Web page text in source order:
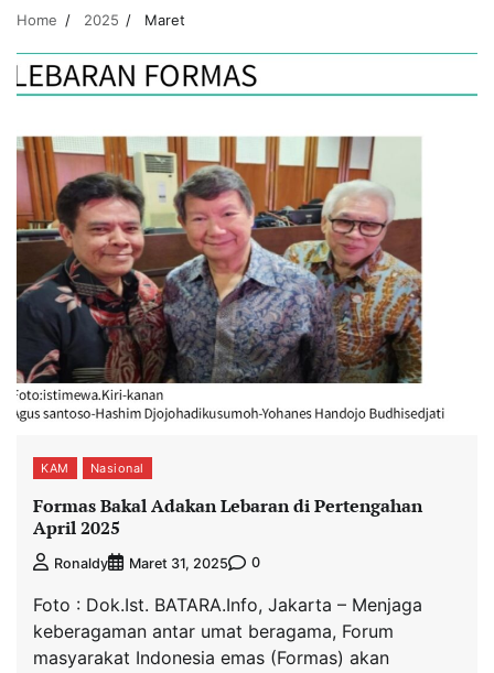
Home 2025 Maret
KAM Nasional
Formas Bakal Adakan Lebaran di Pertengahan
April 2025
Ronaldy Maret 31, 2025 0
Foto : Dok.Ist. BATARA.Info, Jakarta – Menjaga
keberagaman antar umat beragama, Forum
masyarakat Indonesia emas (Formas) akan